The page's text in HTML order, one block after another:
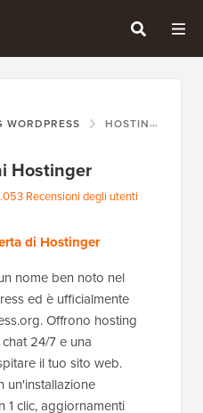
WORDPRESS HOSTINGER
Hostinger
Recensioni degli utenti
di Hostinger
nome ben noto nel
ed è ufficialmente
Offrono hosting
24/7 e una
il tuo sito web.
un'installazione
1 clic, aggiornamenti